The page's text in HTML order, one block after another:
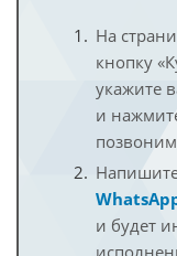
На
кнопку
укажите
и
и будет